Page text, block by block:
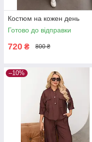
Костюм на кожен день
Готово до відправки
720 ₴ 800 ₴
–10%